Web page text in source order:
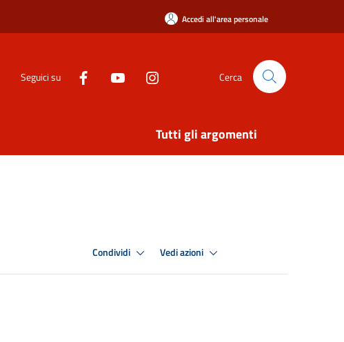
Accedi all'area personale
Seguici su Cerca
Tutti gli argomenti
Condividi Vedi azioni